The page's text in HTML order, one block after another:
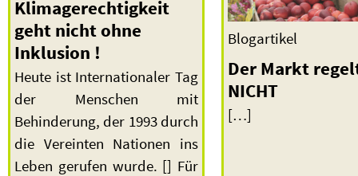
Klimagerechtigkeit
geht nicht ohne
Inklusion !
Heute ist Internationaler Tag
der Menschen mit
Behinderung, der 1993 durch
die Vereinten Nationen ins
Leben gerufen wurde. [] Für
Blogartikel
Der Markt
NICHT
[…]